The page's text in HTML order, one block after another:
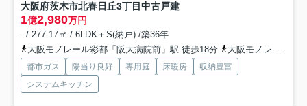
大阪府茨木市北春日丘3丁目中古戸建
1億2,980万円
- / 277.17㎡ / 6LDK＋S(納戸) /築36年
大阪モノレール彩都「阪大病院前」駅 徒歩18分
大阪モノレール彩都「公園東口」駅 徒歩22分
都市ガス 陽当り良好 専用庭 床暖房
収納豊富
システムキッチン